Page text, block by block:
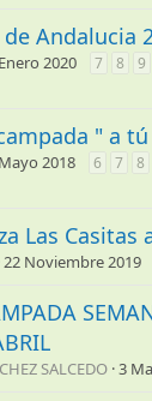
Andalucia
2020 7 8 9
" a
2018 6 7 8
Las Casitas
22 Noviembre 2019
SALCEDO 3